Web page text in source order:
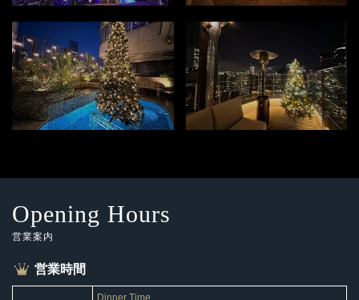
Opening Hours
営業案内
営業時間
Dinner Time